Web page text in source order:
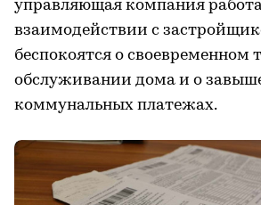
управляющая компания
взаимодействии с
беспокоятся о своевременном
обслуживании дома и о
коммунальных платежах.